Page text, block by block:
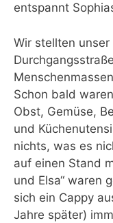
entspannt
Wir stellten
Schon bald
Obst, Gemüse,
und
nichts, was es
auf einen Stand
und Elsa“ waren
sich ein Cappy
Jahre später)